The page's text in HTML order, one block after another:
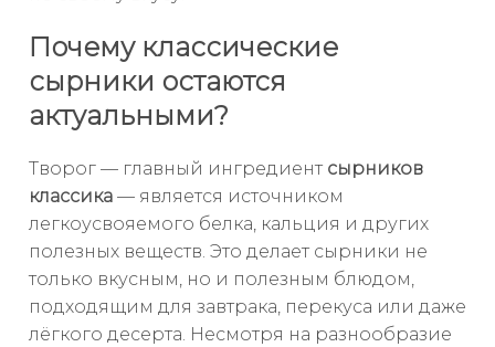
Почему классические
сырники остаются
актуальными?
Творог — главный ингредиент сырников
классика — является источником
легкоусвояемого белка, кальция и других
полезных веществ. Это делает сырники не
только вкусным, но и полезным блюдом,
подходящим для завтрака, перекуса или даже
лёгкого десерта. Несмотря на разнообразие